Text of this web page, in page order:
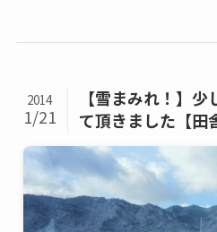
【雪まみれ！】
て頂きました【田
2014
1/21